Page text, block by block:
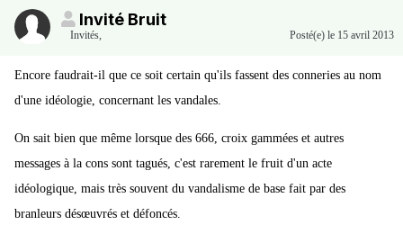
Invité Bruit
Invités, Posté(e) le 15 avril 2013
Encore faudrait-il que ce soit certain qu'ils fassent des conneries au nom
d'une idéologie, concernant les vandales.
On sait bien que même lorsque des 666, croix gammées et autres
messages à la cons sont tagués, c'est rarement le fruit d'un acte
idéologique, mais très souvent du vandalisme de base fait par des
branleurs désœuvrés et défoncés.